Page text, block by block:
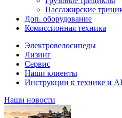
Пассажирские
Доп. оборудование
Комиссионная техника
Электровелосипеды
Лизинг
Сервис
Наши клиенты
Инструкции к технике и
Наши новости